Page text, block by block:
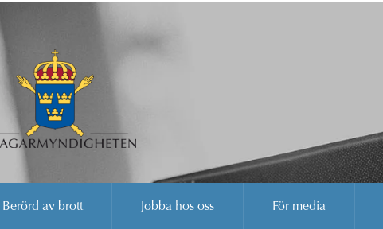
Berörd av brott Jobba hos oss För media